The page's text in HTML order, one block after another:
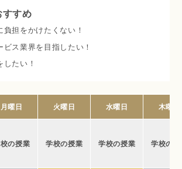
すすめ
負担をかけたくない！
ビス業界を目指したい！
たい！
月曜日 火曜日 水曜日 木曜日
の授業 学校の授業 学校の授業 学校の